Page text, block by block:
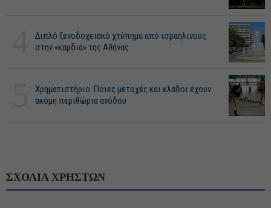
Διπλό ξενοδοχειακό χτύπημα από ισραηλινούς
στην «καρδιά» της Αθήνας
Χρηματιστήριο: Ποιες μετοχές και κλάδοι έχουν
ακόμη περιθώρια ανόδου
ΣΧΟΛΙΑ ΧΡΗΣΤΩΝ